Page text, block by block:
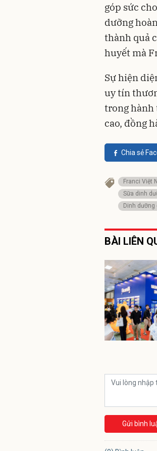
góp sức
dưỡng
thành quả
huyết mà
Sự hiện
uy tín
trong hành
cao, đồng
Chia sẻ
Franci Việt
Sữa dinh
Dinh
BÀI LIÊN
Gửi bình